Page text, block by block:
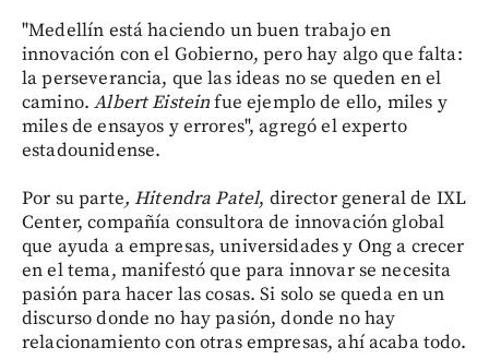
"Medellín está haciendo un buen trabajo en
innovación con el Gobierno, pero hay algo que falta:
la perseverancia, que las ideas no se queden en el
camino.Albert Eisteinfue ejemplo de ello, miles y
miles de ensayos y errores", agregó el experto
estadounidense.
Por su parte, Hitendra Patel, director general de IXL
Center, compañía consultora de innovación global
que ayuda a empresas, universidades y Ong a crecer
en el tema, manifestó que para innovar se necesita
pasión para hacer las cosas. Si solo se queda en un
discurso donde no hay pasión, donde no hay
relacionamiento con otras empresas, ahí acaba todo.